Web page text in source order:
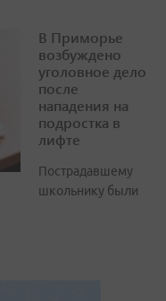
В Приморье
возбуждено
уголовное дело
после
нападения на
подростка в
лифте
Пострадавшему
школьнику были